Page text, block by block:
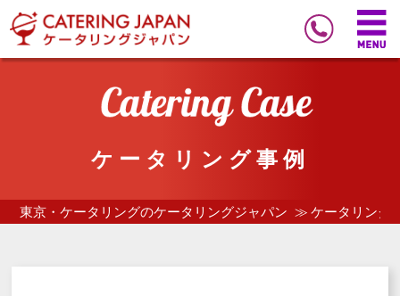
ケータリング事例
東京・ケータリングのケータリングジャパン ケータリング